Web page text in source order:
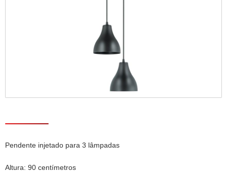
Pendente injetado para 3 lâmpadas
Altura: 90 centímetros